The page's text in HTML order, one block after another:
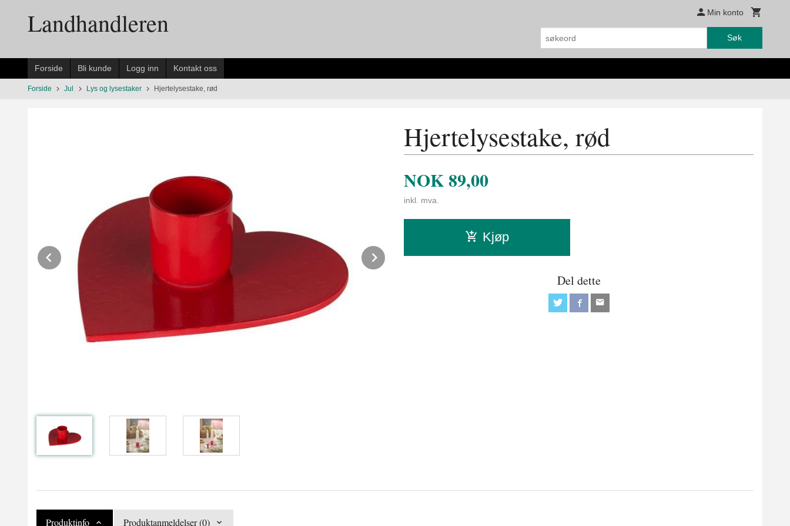
innholdetLandhandleren Min konto
Søk
Forside Bli kunde Logg inn Kontakt oss
Forside Jul Lys og lysestaker Hjertelysestake, rød
Prev Next
Hjertelysestake, rød
NOK 89,00
inkl. mva.
Kjøp
Del dette
Produktinfo Produktanmeldelser (0)